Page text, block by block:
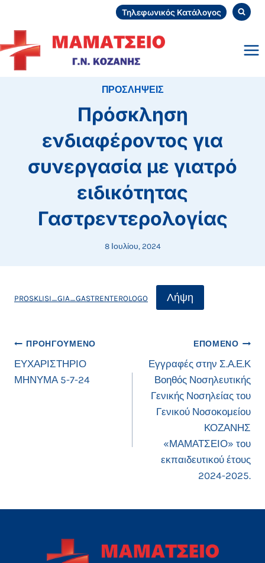
content
Τηλεφωνικός Κατάλογος
ΠΡΟΣΛΗΨΕΙΣ
Πρόσκληση
ενδιαφέροντος για
συνεργασία με γιατρό
ειδικότητας
Γαστρεντερολογίας
8 Ιουλίου, 2024
PROSKLISI_GIA_GASTRENTEROLOGO Λήψη
Πλοήγηση
άρθρων
ΠΡΟΗΓΟΎΜΕΝΟ
ΕΥΧΑΡΙΣΤΗΡΙΟ
ΜΗΝΥΜΑ 5-7-24
ΕΠΌΜΕΝΟ
Εγγραφές στην Σ.Α.Ε.Κ
Βοηθός Νοσηλευτικής
Γενικής Νοσηλείας του
Γενικού Νοσοκομείου
ΚΟΖΑΝΗΣ
«ΜΑΜΑΤΣΕΙΟ» του
εκπαιδευτικού έτους
2024-2025.